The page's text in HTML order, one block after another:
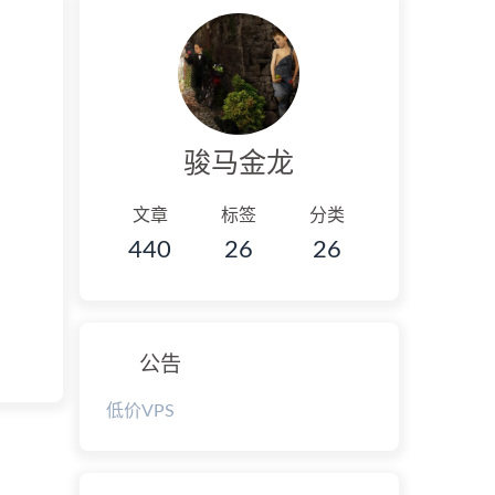
骏马金龙
文章
440
标签
26
分类
26
公告
低价VPS